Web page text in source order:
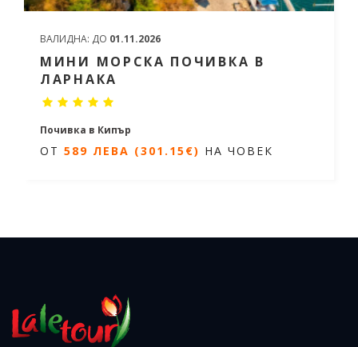
ВАЛИДНА: ДО 01.11.2026
МИНИ МОРСКА ПОЧИВКА В
ЛАРНАКА
Почивка в Кипър
3 нощувки / 4 дни
ОТ 589 ЛЕВА (301.15€) НА ЧОВЕК